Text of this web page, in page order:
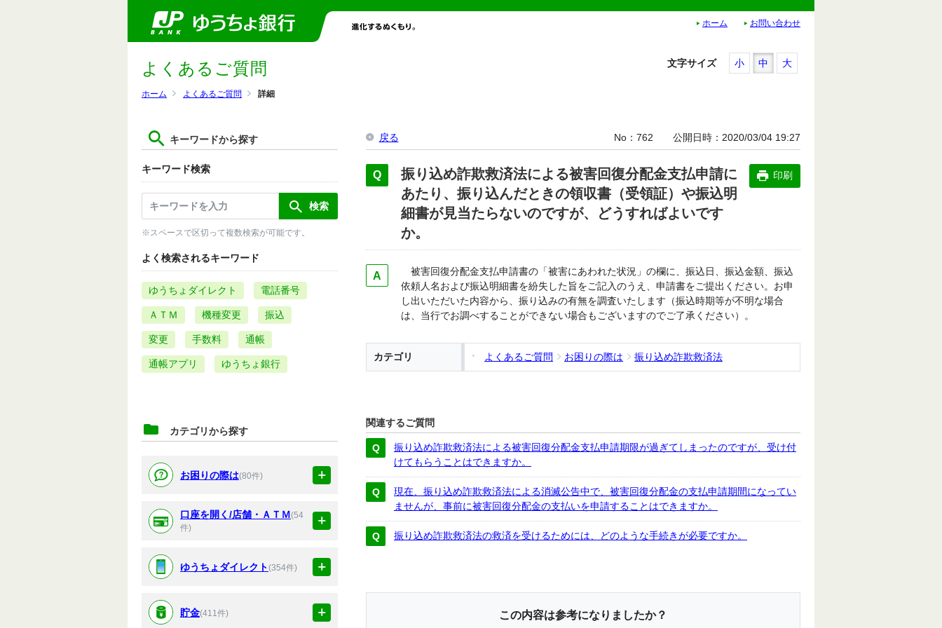
ホーム お問い合わせ
ホーム よくあるご質問 詳細
よくあるご質問
キーワードから探す
キーワード検索
※スペースで区切って複数検索が可能です。
よく検索されるキーワード
ゆうちょダイレクト 電話番号
ＡＴＭ 機種変更 振込
変更 手数料 通帳
通帳アプリ ゆうちょ銀行
カテゴリから探す
お困りの際は(80件)
口座を開く/店舗・ＡＴＭ(54
件)
ゆうちょダイレクト(354件)
貯金(411件)
文字サイズ 小 中 大
戻る No 762 公開日時 2020/03/04 19:27
振り込め詐欺救済法による被害回復分配金支払申請に
あたり、振り込んだときの領収書（受領証）や振込明
細書が見当たらないのですが、どうすればよいです
か。
印刷
被害回復分配金支払申請書の「被害にあわれた状況」の欄に、振込日、振込金額、振込
依頼人名および振込明細書を紛失した旨をご記入のうえ、申請書をご提出ください。お申
し出いただいた内容から、振り込みの有無を調査いたします（振込時期等が不明な場合
は、当行でお調べすることができない場合もございますのでご了承ください）。
カテゴリ よくあるご質問 お困りの際は 振り込め詐欺救済法
関連するご質問
振り込め詐欺救済法による被害回復分配金支払申請期限が過ぎてしまったのですが、受け付
けてもらうことはできますか。
現在、振り込め詐欺救済法による消滅公告中で、被害回復分配金の支払申請期間になってい
ませんが、事前に被害回復分配金の支払いを申請することはできますか。
振り込め詐欺救済法の救済を受けるためには、どのような手続きが必要ですか。
この内容は参考になりましたか？